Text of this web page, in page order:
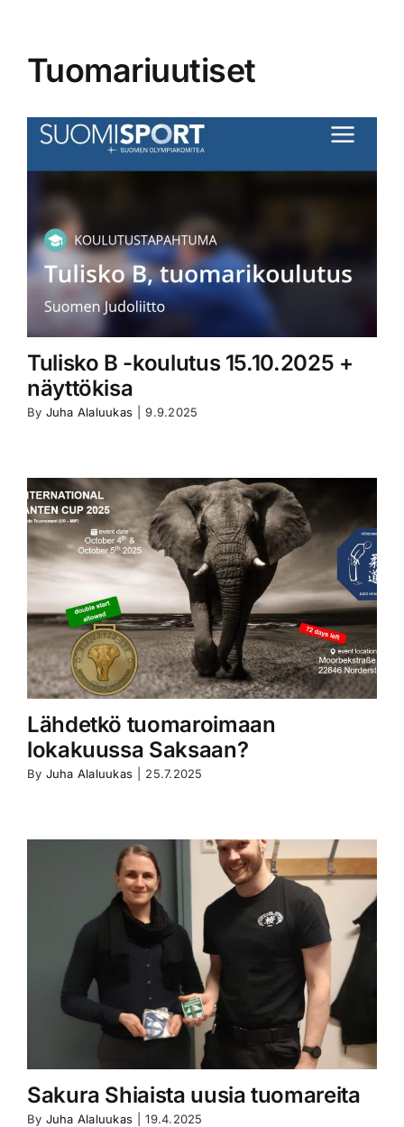
Tuomariuutiset
Tulisko B -koulutus 15.10.2025 +
näyttökisa
By Juha Alaluukas 9.9.2025
Lähdetkö tuomaroimaan
lokakuussa Saksaan?
By Juha Alaluukas 25.7.2025
Sakura Shiaista uusia tuomareita
By Juha Alaluukas 19.4.2025